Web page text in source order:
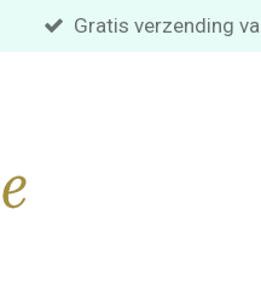
Gratis verzending